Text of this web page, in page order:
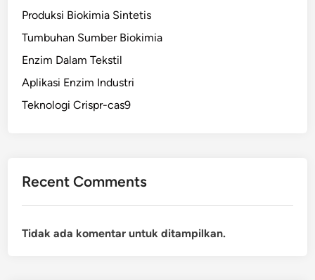
Produksi Biokimia Sintetis
Tumbuhan Sumber Biokimia
Enzim Dalam Tekstil
Aplikasi Enzim Industri
Teknologi Crispr-cas9
Recent Comments
Tidak ada komentar untuk ditampilkan.